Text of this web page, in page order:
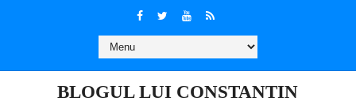
BLOGUL LUI CONSTANTIN